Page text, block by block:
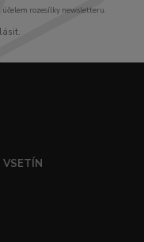
rozesílky newsletteru.
VSETÍN